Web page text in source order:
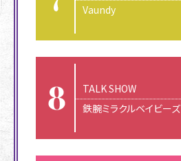
Vaundy
TALK SHOW
鉄腕ミラクルベイビーズ